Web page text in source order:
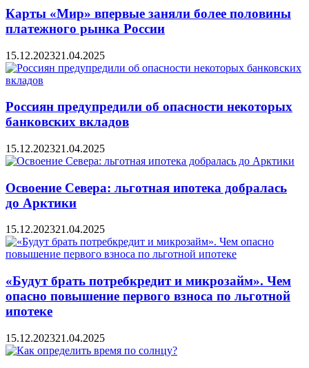
Карты «Мир» впервые заняли более половины
платежного рынка России
15.12.202321.04.2025
Россиян предупредили об опасности некоторых
банковских вкладов
15.12.202321.04.2025
Освоение Севера: льготная ипотека добралась
до Арктики
15.12.202321.04.2025
«Будут брать потребкредит и микрозайм». Чем
опасно повышение первого взноса по льготной
ипотеке
15.12.202321.04.2025